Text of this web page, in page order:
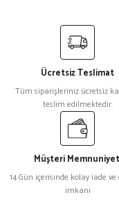
Ücretsiz Teslimat
Tüm siparişleriniz ücretsiz
teslim edilmektedir.
Müşteri
14 Gün içerisinde kolay iade
imkanı